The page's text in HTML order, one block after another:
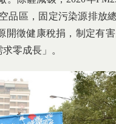
品區，固定污染源排放
徵健康稅捐，制定有害
零成長」。